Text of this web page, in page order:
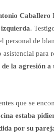
Caballero
.
personal de
para
la agresión a
que se
estaba
por su